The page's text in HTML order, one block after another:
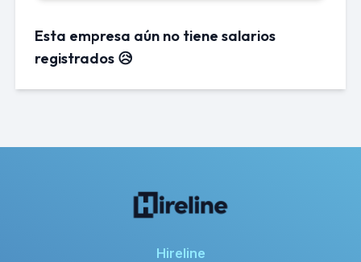
Esta empresa aún no tiene salarios
registrados 😥
Hireline